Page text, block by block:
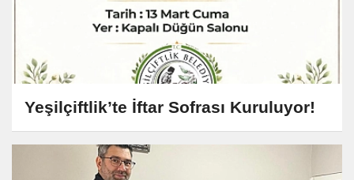
Yeşilçiftlik’te İftar Sofrası Kuruluyor!